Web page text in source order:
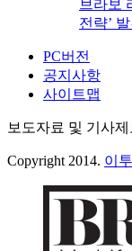
브라보
전략’
PC버전
공지사항
사이트맵
보도자료 및 기사제
Copyright 2014. 이